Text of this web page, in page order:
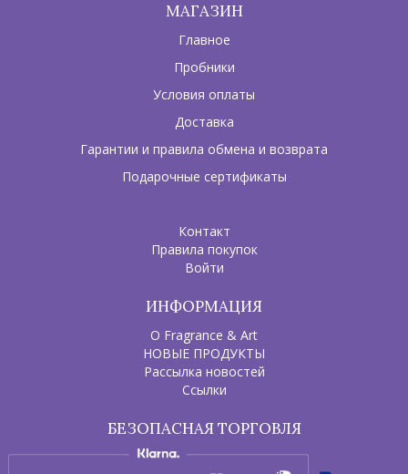
МАГАЗИН
Главное
Пробники
Условия оплаты
Доставка
Гарантии и правила обмена и возврата
Подарочные сертификаты
Контакт
Правила покупок
Войти
ИНФОРМАЦИЯ
О Fragrance & Art
НОВЫЕ ПРОДУКТЫ
Рассылка новостей
Ссылки
БЕЗОПАСНАЯ ТОРГОВЛЯ